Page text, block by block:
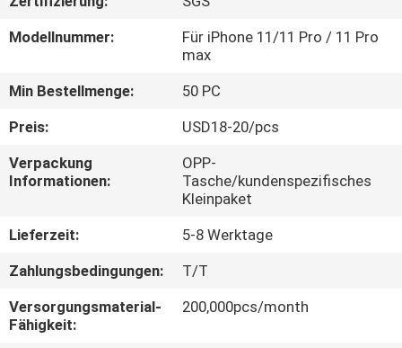
SHOW
UNS
QUALITÄTSKONTROLLE
UNS
NACHRICHTEN
Modellnummer:
Für iPhone 11/11 Pro / 11 Pro
max
Min Bestellmenge:
50 PC
Preis:
USD18-20/pcs
Verpackung
Informationen:
OPP-
Tasche/kundenspezifisches
Kleinpaket
Lieferzeit:
5-8 Werktage
Zahlungsbedingungen:
T/T
Versorgungsmaterial-
Fähigkeit:
200,000pcs/month